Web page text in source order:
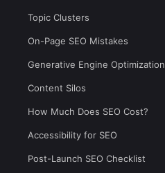
Topic Clusters
On-Page SEO Mistakes
Generative Engine Optimization
Content Silos
How Much Does SEO Cost?
Accessibility for SEO
Post-Launch SEO Checklist